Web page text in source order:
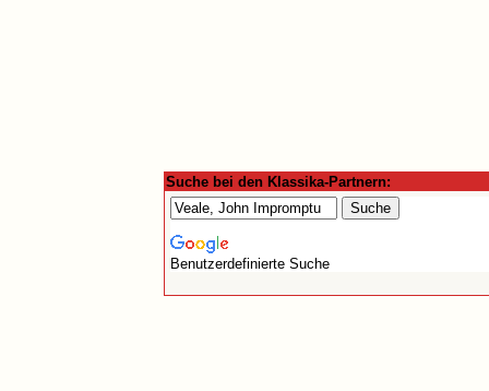
Suche bei den Klassika-Partnern:
Benutzerdefinierte Suche